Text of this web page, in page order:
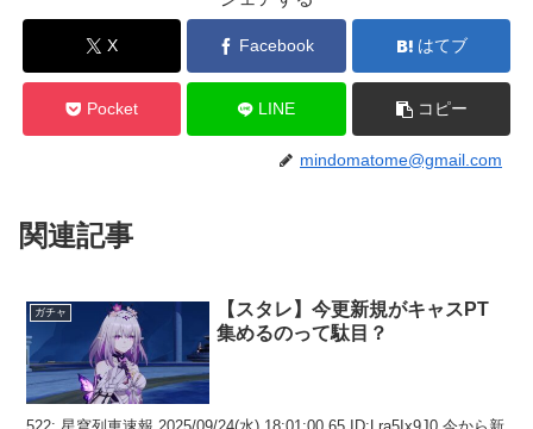
X Facebook はてブ
Pocket LINE コピー
mindomatome@gmail.com
関連記事
ガチャ
【スタレ】今更新規がキャスPT
集めるのって駄目？